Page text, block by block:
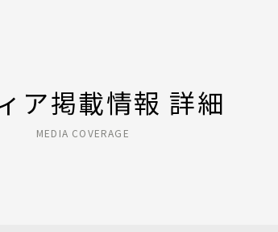
ア掲載情報 詳細
MEDIA COVERAGE